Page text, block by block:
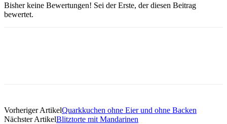
Bisher keine Bewertungen! Sei der Erste, der diesen Beitrag
bewertet.
Vorheriger ArtikelQuarkkuchen ohne Eier und ohne Backen
Nächster ArtikelBlitztorte mit Mandarinen